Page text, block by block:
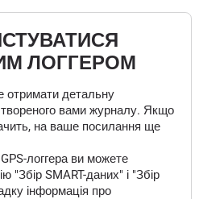
ЛОГГЕРОМ
отримати детальну
вами журналу. Якщо
на ваше посилання ще
логгера ви можете
"Збір SMART-даних" і "Збір
інформація про